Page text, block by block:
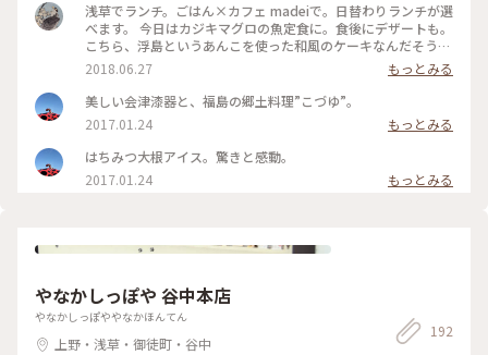
浅草でランチ。ごはん×カフェ madeiで。日替わりランチが選
べます。 今日はカジキマグロの魚定食に。食後にデザートも。
こちら、浮島というあんこを使った和風のケーキなんだそう。
抹茶味とレモン味が選べたのでレモンに。しっとりやわらか
く、カステラより密度が高いケーキでした。店主さんが福島出
身だそうで、ゆべしなんかもあってまた行きたくなりました。
#東京#浅草#カフェごはん#スイーツ#カフェ
2018.06.27
もっとみる
美しい会津漆器と、福島の郷土料理”こづゆ”。
2017.01.24
もっとみる
はちみつ大根アイス。驚きと感動。
2017.01.24
もっとみる
やなかしっぽや 谷中本店
やなかしっぽややなかほんてん
上野・浅草・御徒町・谷中
192